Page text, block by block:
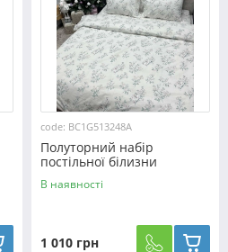
code: BC1G513248А
Полуторний набір
постільної білизни
150*220 із Бязі "Gold"
№513248А Черешенька™
В наявності
1 010 грн